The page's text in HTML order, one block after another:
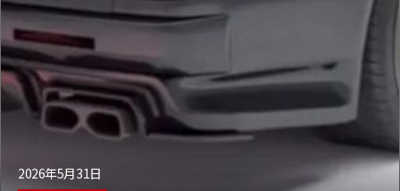
2026年5月31日